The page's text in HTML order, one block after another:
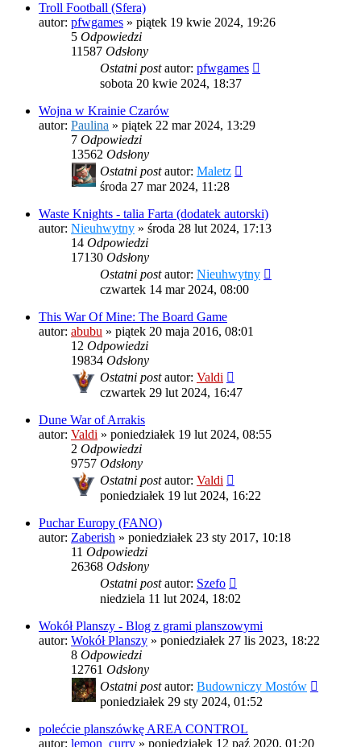
Troll Football (Sfera)
autor: pfwgames » piątek 19 kwie 2024, 19:26
5 Odpowiedzi
11587 Odsłony
Ostatni postautor: pfwgames
sobota 20 kwie 2024, 18:37
Wojna w Krainie Czarów
autor: Paulina » piątek 22 mar 2024, 13:29
7 Odpowiedzi
13562 Odsłony
Ostatni postautor: Maletz
środa 27 mar 2024, 11:28
Waste Knights - talia Farta (dodatek autorski)
autor: Nieuhwytny » środa 28 lut 2024, 17:13
14 Odpowiedzi
17130 Odsłony
Ostatni postautor: Nieuhwytny
czwartek 14 mar 2024, 08:00
This War Of Mine: The Board Game
autor: abubu » piątek 20 maja 2016, 08:01
12 Odpowiedzi
19834 Odsłony
Ostatni postautor: Valdi
czwartek 29 lut 2024, 16:47
Dune War of Arrakis
autor: Valdi » poniedziałek 19 lut 2024, 08:55
2 Odpowiedzi
9757 Odsłony
Ostatni postautor: Valdi
poniedziałek 19 lut 2024, 16:22
Puchar Europy (FANO)
autor: Zaberish » poniedziałek 23 sty 2017, 10:18
11 Odpowiedzi
26368 Odsłony
Ostatni postautor: Szefo
niedziela 11 lut 2024, 18:02
Wokół Planszy - Blog z grami planszowymi
autor: Wokół Planszy » poniedziałek 27 lis 2023, 18:22
8 Odpowiedzi
12761 Odsłony
Ostatni postautor: Budowniczy Mostów
poniedziałek 29 sty 2024, 01:52
polećcie planszówkę AREA CONTROL
autor: lemon_curry » poniedziałek 12 paź 2020, 01:20